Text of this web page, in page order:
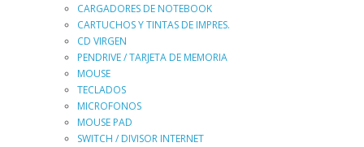
CARGADORES DE NOTEBOOK
CARTUCHOS Y TINTAS DE IMPRES.
CD VIRGEN
PENDRIVE / TARJETA DE MEMORIA
MOUSE
TECLADOS
MICROFONOS
MOUSE PAD
SWITCH / DIVISOR INTERNET